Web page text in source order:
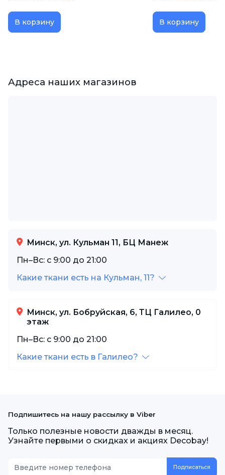
В корзину В корзину
Адреса наших магазинов
Минск, ул. Кульман 11, БЦ Манеж
Пн–Вс: с 9:00 до 21:00
Какие ткани есть на Кульман, 11?
Минск, ул. Бобруйская, 6, ТЦ Галилео, 0
этаж
Пн–Вс: с 9:00 до 21:00
Какие ткани есть в Галилео?
Подпишитесь на нашу рассылку в Viber
Только полезные новости дважды в месяц.
Узнайте первыми о скидках и акциях Decobay!